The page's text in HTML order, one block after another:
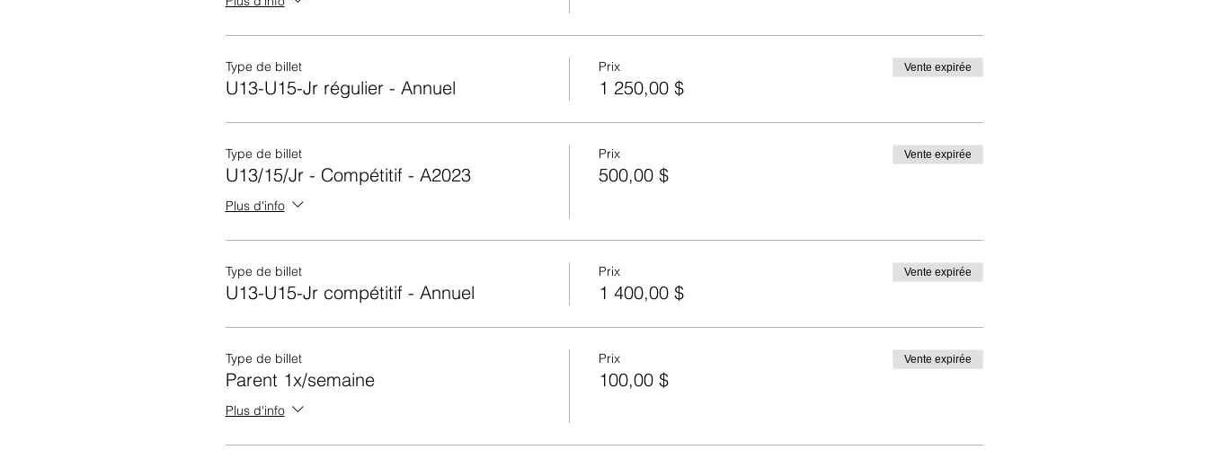
Type de billet
U13-U15-Jr régulier - Annuel
Prix
1 250,00 $
Vente expirée
Type de billet
U13/15/Jr - Compétitif - A2023
Plus d'info
Prix
500,00 $
Vente expirée
Type de billet
U13-U15-Jr compétitif - Annuel
Prix
1 400,00 $
Vente expirée
Type de billet
Parent 1x/semaine
Plus d'info
Prix
100,00 $
Vente expirée